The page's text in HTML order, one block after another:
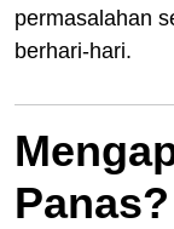
permasalahan
berhari-hari.
Panas?